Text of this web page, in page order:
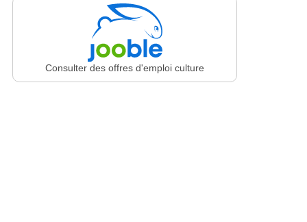
Consulter des offres d'emploi culture